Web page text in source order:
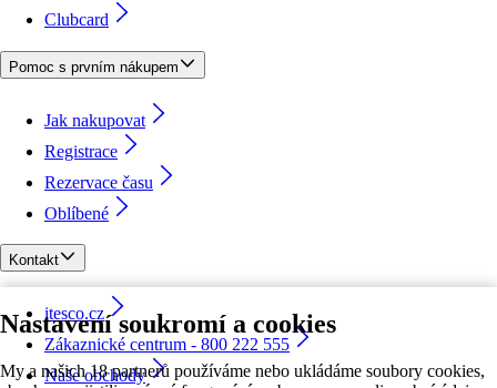
Nastavení soukromí a cookies
My a našich 18 partnerů používáme nebo ukládáme soubory cookies,
Clubcard
Pomoc s prvním nákupem
Jak nakupovat
Registrace
Rezervace času
Oblíbené
Kontakt
itesco.cz
Zákaznické centrum - 800 222 555
Naše obchody